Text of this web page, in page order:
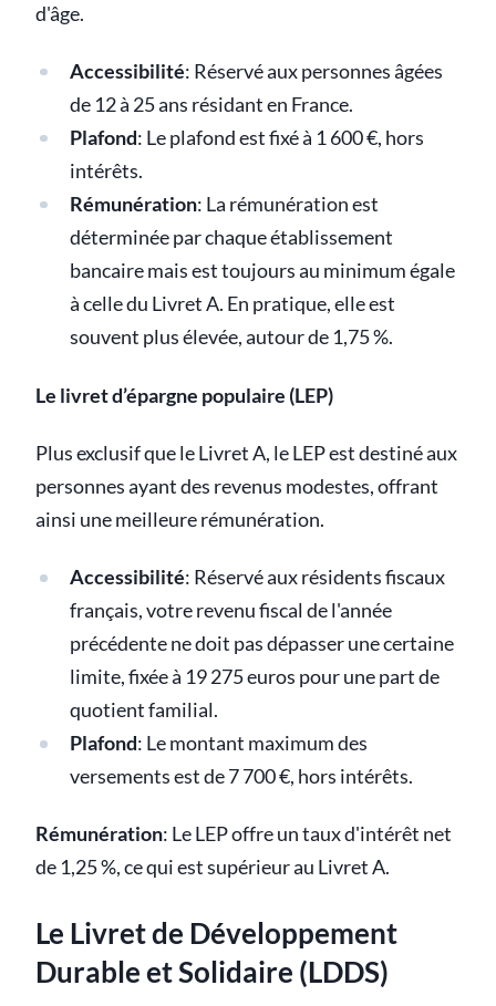
d'âge.
Accessibilité: Réservé aux personnes âgées
de 12 à 25 ans résidant en France.
Plafond: Le plafond est fixé à 1 600 €, hors
intérêts.
Rémunération: La rémunération est
déterminée par chaque établissement
bancaire mais est toujours au minimum égale
à celle du Livret A. En pratique, elle est
souvent plus élevée, autour de 1,75 %.
Le livret d’épargne populaire (LEP)
Plus exclusif que le Livret A, le LEP est destiné aux
personnes ayant des revenus modestes, offrant
ainsi une meilleure rémunération.
Accessibilité: Réservé aux résidents fiscaux
français, votre revenu fiscal de l'année
précédente ne doit pas dépasser une certaine
limite, fixée à 19 275 euros pour une part de
quotient familial.
Plafond: Le montant maximum des
versements est de 7 700 €, hors intérêts.
Rémunération: Le LEP offre un taux d'intérêt net
de 1,25 %, ce qui est supérieur au Livret A.
Le Livret de Développement
Durable et Solidaire (LDDS)